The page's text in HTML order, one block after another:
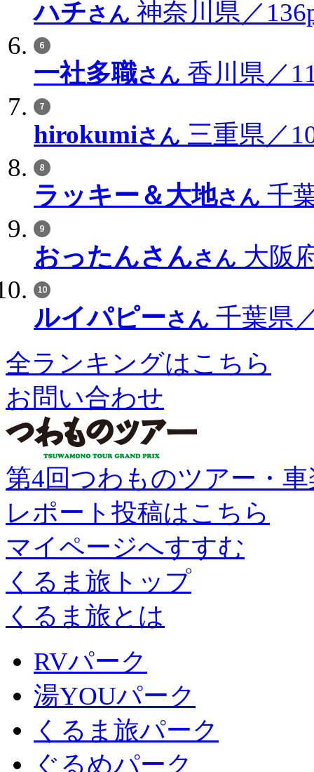
ハチさん 神奈川県／
一社多職さん 香川県／
hirokumiさん 三重県／
ラッキー＆大地さん 千
おったんさんさん 大阪
ルイパピーさん 千葉県
全ランキングはこちら
お問い合わせ
第4回つわものツアー・
レポート投稿はこちら
マイページへすすむ
くるま旅トップ
くるま旅とは
RVパーク
湯YOUパーク
くるま旅パーク
ぐるめパーク